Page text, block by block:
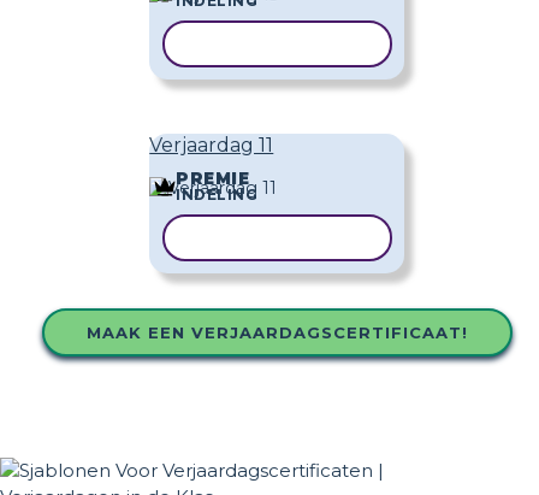
Verjaardag 11
PREMIE
INDELING
MAAK EEN VERJAARDAGSCERTIFICAAT!